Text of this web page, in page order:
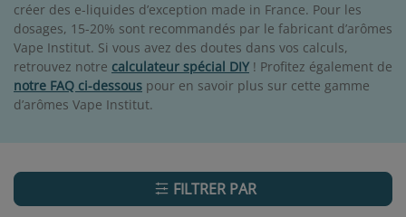
créer des e-liquides d’exception made in France. Pour les
dosages, 15-20% sont recommandés par le fabricant d’arômes
Vape Institut. Si vous avez des doutes dans vos calculs,
retrouvez notre calculateur spécial DIY ! Profitez également de
notre FAQ ci-dessous pour en savoir plus sur cette gamme
d’arômes Vape Institut.
FILTRER PAR